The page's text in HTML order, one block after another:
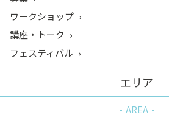
ワークショップ
講座・トーク
フェスティバル
エリア
AREA